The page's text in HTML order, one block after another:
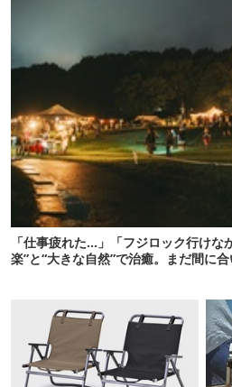
「仕事疲れた…」「フジロック行け
楽”と“大きな自然”で治癒。まだ間に合